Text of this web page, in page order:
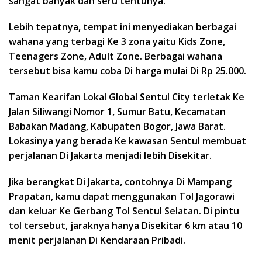
Lebih tepatnya, tempat ini menyediakan berbagai
wahana yang terbagi Ke 3 zona yaitu Kids Zone,
Teenagers Zone, Adult Zone. Berbagai wahana
tersebut bisa kamu coba Di harga mulai Di Rp 25.000.
Taman Kearifan Lokal Global Sentul City terletak Ke
Jalan Siliwangi Nomor 1, Sumur Batu, Kecamatan
Babakan Madang, Kabupaten Bogor, Jawa Barat.
Lokasinya yang berada Ke kawasan Sentul membuat
perjalanan Di Jakarta menjadi lebih Disekitar.
Jika berangkat Di Jakarta, contohnya Di Mampang
Prapatan, kamu dapat menggunakan Tol Jagorawi
dan keluar Ke Gerbang Tol Sentul Selatan. Di pintu
tol tersebut, jaraknya hanya Disekitar 6 km atau 10
menit perjalanan Di Kendaraan Pribadi.